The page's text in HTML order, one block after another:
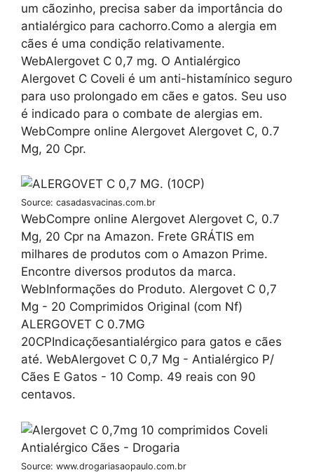
um cãozinho, precisa saber da importância do
antialérgico para cachorro.Como a alergia em
cães é uma condição relativamente.
WebAlergovet C 0,7 mg. O Antialérgico
Alergovet C Coveli é um anti-histamínico seguro
para uso prolongado em cães e gatos. Seu uso
é indicado para o combate de alergias em.
WebCompre online Alergovet Alergovet C, 0.7
Mg, 20 Cpr.
Source: casadasvacinas.com.br
WebCompre online Alergovet Alergovet C, 0.7
Mg, 20 Cpr na Amazon. Frete GRÁTIS em
milhares de produtos com o Amazon Prime.
Encontre diversos produtos da marca.
WebInformações do Produto. Alergovet C 0,7
Mg - 20 Comprimidos Original (com Nf)
ALERGOVET C 0.7MG
20CPIndicaçõesantialérgico para gatos e cães
até. WebAlergovet C 0,7 Mg - Antialérgico P/
Cães E Gatos - 10 Comp. 49 reais con 90
centavos.
Source: www.drogariasaopaulo.com.br